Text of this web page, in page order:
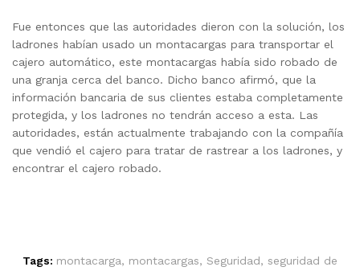
Fue entonces que las autoridades dieron con la solución, los
ladrones habían usado un montacargas para transportar el
cajero automático, este montacargas había sido robado de
una granja cerca del banco. Dicho banco afirmó, que la
información bancaria de sus clientes estaba completamente
protegida, y los ladrones no tendrán acceso a esta. Las
autoridades, están actualmente trabajando con la compañía
que vendió el cajero para tratar de rastrear a los ladrones, y
encontrar el cajero robado.
Tags: montacarga, montacargas, Seguridad, seguridad de